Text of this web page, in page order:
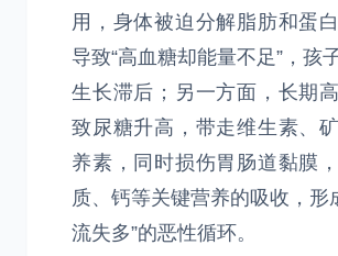
用，身体被迫分解脂肪和蛋
导致“高血糖却能量不足”，孩
生长滞后；另一方面，长期
致尿糖升高，带走维生素、
养素，同时损伤胃肠道黏膜
质、钙等关键营养的吸收，形
流失多”的恶性循环。